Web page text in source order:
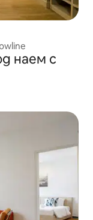
наем с